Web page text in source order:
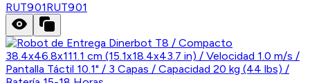
RUT901RUT901